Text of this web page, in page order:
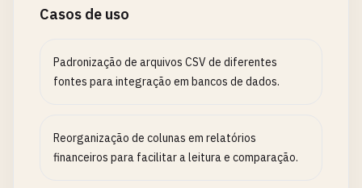
Casos de uso
Padronização de arquivos CSV de diferentes
fontes para integração em bancos de dados.
Reorganização de colunas em relatórios
financeiros para facilitar a leitura e comparação.